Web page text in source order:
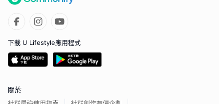
下載 U Lifestyle應用程式
關於